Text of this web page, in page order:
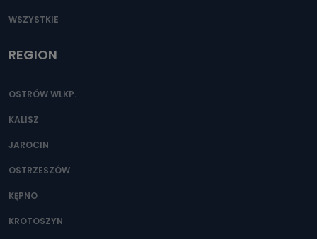
WSZYSTKIE
REGION
OSTRÓW WLKP.
KALISZ
JAROCIN
OSTRZESZÓW
KĘPNO
KROTOSZYN